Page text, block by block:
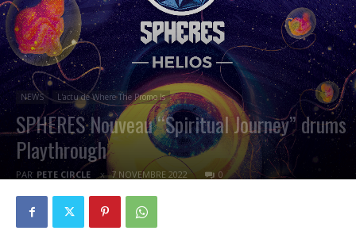
NEWS L'actu de Where The Promo Is
SPHERES Nouveau “Spiritual Journey” drums
Playthrough
PAR PETE CIRCLE 7 NOVEMBRE 2022 0